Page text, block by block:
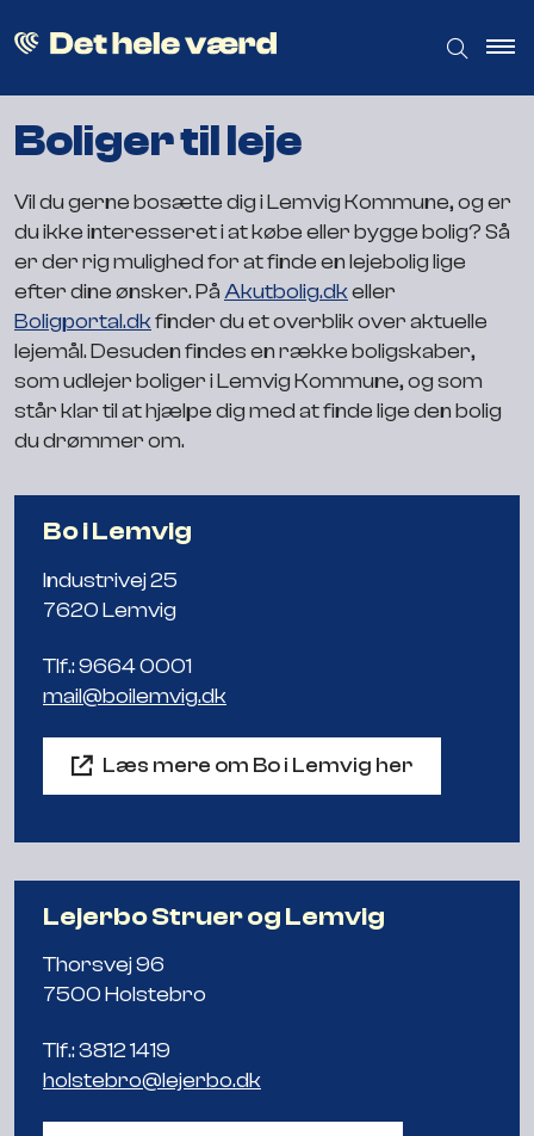
Boliger til leje
Vil du gerne bosætte dig i Lemvig Kommune, og er
du ikke interesseret i at købe eller bygge bolig? Så
er der rig mulighed for at finde en lejebolig lige
efter dine ønsker. På Akutbolig.dkeller
Boligportal.dkfinder du et overblik over aktuelle
lejemål. Desuden findes en række boligskaber,
som udlejer boliger i Lemvig Kommune, og som
står klar til at hjælpe dig med at finde lige den bolig
du drømmer om.
Bo i Lemvig
Industrivej 25
7620 Lemvig
Tlf.: 9664 0001
mail@boilemvig.dk
Læs mere om Bo i Lemvig her
Lejerbo Struer og Lemvig
Thorsvej 96
7500 Holstebro
Tlf.: 3812 1419
holstebro@lejerbo.dk